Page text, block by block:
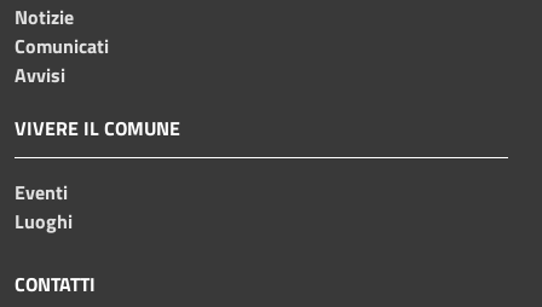
Notizie
Comunicati
Avvisi
VIVERE IL COMUNE
Eventi
Luoghi
CONTATTI